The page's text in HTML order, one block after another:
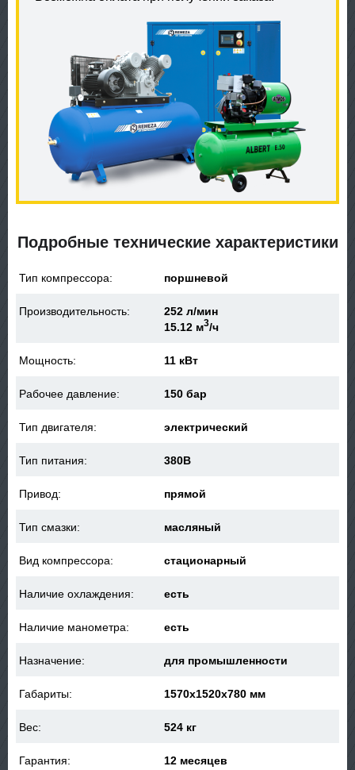
Подробные технические характеристики
Тип компрессора: поршневой
Производительность:
252 л/мин
15.12 м3/ч
Мощность: 11 кВт
Рабочее давление: 150 бар
Тип двигателя: электрический
Тип питания: 380В
Привод: прямой
Тип смазки: масляный
Вид компрессора: стационарный
Наличие охлаждения: есть
Наличие манометра: есть
Назначение: для промышленности
Габариты: 1570x1520x780 мм
Вес: 524 кг
Гарантия: 12 месяцев